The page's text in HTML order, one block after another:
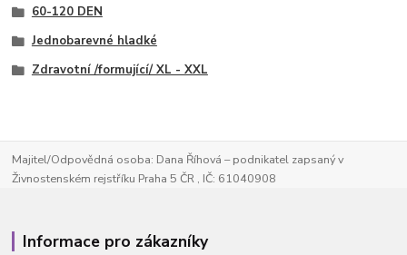
60-120 DEN
Jednobarevné hladké
Zdravotní /formující/ XL - XXL
Majitel/Odpovědná osoba: Dana Říhová – podnikatel zapsaný v
Živnostenském rejstříku Praha 5 ČR , IČ: 61040908
Informace pro zákazníky